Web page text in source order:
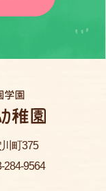
町375
284-9564